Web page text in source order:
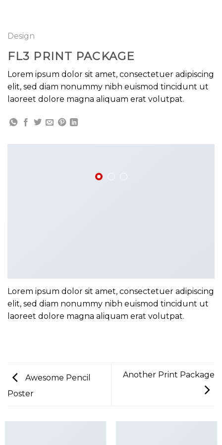
nội
Design
FL3 PRINT PACKAGE
Lorem ipsum dolor sit amet, consectetuer adipiscing
elit, sed diam nonummy nibh euismod tincidunt ut
laoreet dolore magna aliquam erat volutpat.
Lorem ipsum dolor sit amet, consectetuer adipiscing
elit, sed diam nonummy nibh euismod tincidunt ut
laoreet dolore magna aliquam erat volutpat.
Awesome Pencil
Poster
Another Print Package